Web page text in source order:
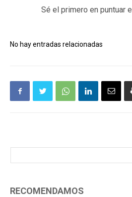
Sé el primero en puntuar
No hay entradas relacionadas
RECOMENDAMOS